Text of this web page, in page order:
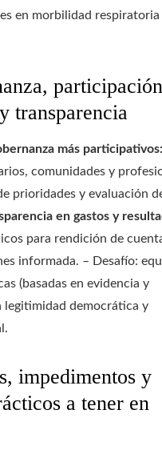
en morbilidad respiratoria
participación
transparencia
más participativos:
comunidades y
prioridades y evaluación
en gastos y
para rendición de
informada. – Desafío:
(basadas en evidencia y
legitimidad democrática y
impedimentos y
a tener en